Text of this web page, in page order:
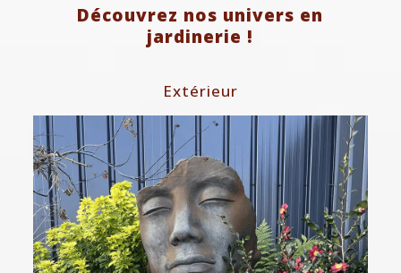
Découvrez nos univers en
jardinerie !
Extérieur